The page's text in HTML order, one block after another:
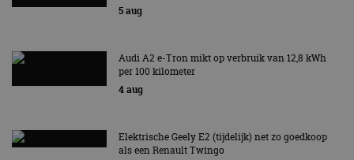
5 aug
Audi A2 e-Tron mikt op verbruik van 12,8 kWh
per 100 kilometer
4 aug
Elektrische Geely E2 (tijdelijk) net zo goedkoop
als een Renault Twingo